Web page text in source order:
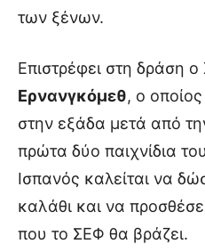
των ξένων.
Επιστρέφει στη δράση ο
Ερνανγκόμεθ, ο
στην εξάδα μετά από
πρώτα δύο παιχνίδια
Ισπανός καλείται να
καλάθι και να
που το ΣΕΦ θα βράζει.